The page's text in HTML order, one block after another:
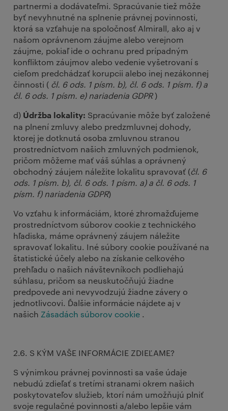
partnermi a dodávateľmi. Spracúvanie tiež môže
byť nevyhnutné na splnenie právnej povinnosti,
ktorá sa vzťahuje na spoločnosť Almirall, ako aj v
našom oprávnenom záujme alebo verejnom
záujme, pokiaľ ide o ochranu pred prípadným
konfliktom záujmov alebo vedenie vyšetrovaní s
cieľom predchádzať korupcii alebo inej nezákonnej
činnosti ( čl. 6 ods. 1 písm. b), čl. 6 ods. 1 písm. f) a
čl. 6 ods. 1 písm. e) nariadenia GDPR )
d) Údržba lokality: Spracúvanie môže byť založené
na plnení zmluvy alebo predzmluvnej dohody,
ktorej je dotknutá osoba zmluvnou stranou
prostredníctvom našich zmluvných podmienok,
pričom môžeme mať váš súhlas a oprávnený
obchodný záujem náležite lokalitu spravovať (čl. 6
ods. 1 písm. b), čl. 6 ods. 1 písm. a) a čl. 6 ods. 1
písm. f) nariadenia GDPR)
Vo vzťahu k informáciám, ktoré zhromažďujeme
prostredníctvom súborov cookie z technického
hľadiska, máme oprávnený záujem náležite
spravovať lokalitu. Iné súbory cookie používané na
štatistické účely alebo na získanie celkového
prehľadu o našich návštevníkoch podliehajú
súhlasu, pričom sa neuskutočňujú žiadne
predpovede ani nevyvodzujú žiadne závery o
jednotlivcovi. Ďalšie informácie nájdete aj v
našich Zásadách súborov cookie .
2.6. S KÝM VAŠE INFORMÁCIE ZDIEĽAME?
S výnimkou právnej povinnosti sa vaše údaje
nebudú zdieľať s tretími stranami okrem našich
poskytovateľov služieb, ktorí nám umožňujú plniť
svoje regulačné povinnosti a/alebo lepšie vám